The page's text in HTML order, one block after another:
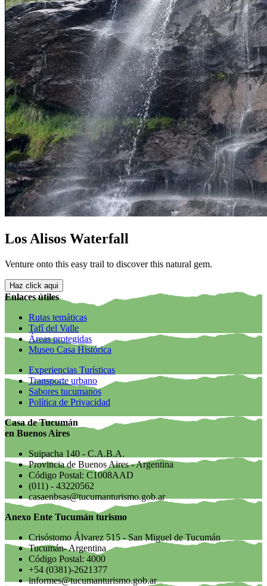
Los Alisos Waterfall
Venture onto this easy trail to discover this natural gem.
Haz click aqui
Enlaces útiles
Rutas temáticas
Tafí del Valle
Áreas protegidas
Museo Casa Histórica
Experiencias Turísticas
Transporte urbano
Sabores tucumanos
Política de Privacidad
Casa de Tucumán
en Buenos Aires
Suipacha 140 - C.A.B.A.
Provincia de Buenos Aires - Argentina
Código Postal: C1008AAD
(011) - 43220562
casaenbsas@tucumanturismo.gob.ar
Anexo Ente Tucumán turismo
Crisóstomo Álvarez 515 - San Miguel de Tucumán
Tucumán- Argentina
Código Postal: 4000
+54 (0381)-2621377
informes@tucumanturismo.gob.ar